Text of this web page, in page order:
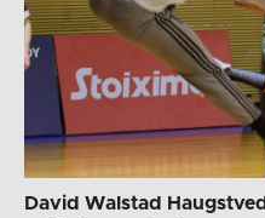
David Walstad